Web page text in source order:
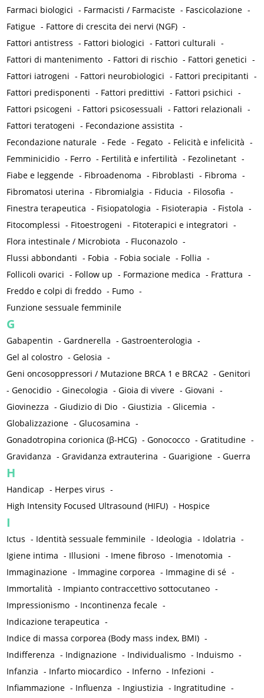
Farmaci biologici - Farmacisti / Farmaciste - Fascicolazione -
Fatigue - Fattore di crescita dei nervi (NGF) -
Fattori antistress - Fattori biologici - Fattori culturali -
Fattori di mantenimento - Fattori di rischio - Fattori genetici -
Fattori iatrogeni - Fattori neurobiologici - Fattori precipitanti -
Fattori predisponenti - Fattori predittivi - Fattori psichici -
Fattori psicogeni - Fattori psicosessuali - Fattori relazionali -
Fattori teratogeni - Fecondazione assistita -
Fecondazione naturale - Fede - Fegato - Felicità e infelicità -
Femminicidio - Ferro - Fertilità e infertilità - Fezolinetant -
Fiabe e leggende - Fibroadenoma - Fibroblasti - Fibroma -
Fibromatosi uterina - Fibromialgia - Fiducia - Filosofia -
Finestra terapeutica - Fisiopatologia - Fisioterapia - Fistola -
Fitocomplessi - Fitoestrogeni - Fitoterapici e integratori -
Flora intestinale / Microbiota - Fluconazolo -
Flussi abbondanti - Fobia - Fobia sociale - Follia -
Follicoli ovarici - Follow up - Formazione medica - Frattura -
Freddo e colpi di freddo - Fumo -
Funzione sessuale femminile
G
Gabapentin -Gardnerella -Gastroenterologia -
Gel al colostro -Gelosia -
Geni oncosoppressori / Mutazione BRCA 1 e BRCA2 -Genitori
-Genocidio -Ginecologia -Gioia di vivere -Giovani -
Giovinezza -Giudizio di Dio -Giustizia -Glicemia -
Globalizzazione -Glucosamina -
Gonadotropina corionica (β-HCG) -Gonococco -Gratitudine -
Gravidanza -Gravidanza extrauterina -Guarigione -Guerra
H
Handicap - Herpes virus -
High Intensity Focused Ultrasound (HIFU) - Hospice
I
Ictus - Identità sessuale femminile - Ideologia - Idolatria -
Igiene intima - Illusioni - Imene fibroso - Imenotomia -
Immaginazione - Immagine corporea - Immagine di sé -
Immortalità - Impianto contraccettivo sottocutaneo -
Impressionismo - Incontinenza fecale -
Indicazione terapeutica -
Indice di massa corporea (Body mass index, BMI) -
Indifferenza - Indignazione - Individualismo - Induismo -
Infanzia - Infarto miocardico - Inferno - Infezioni -
Infiammazione - Influenza - Ingiustizia - Ingratitudine -